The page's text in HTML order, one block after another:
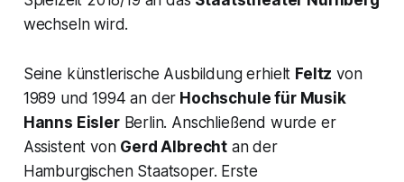
wechseln wird.
Seine künstlerische Ausbildung erhielt Feltz von
1989 und 1994 an der Hochschule für Musik
Hanns EislerBerlin. Anschließend wurde er
Assistent von Gerd Albrecht an der
Hamburgischen Staatsoper. Erste